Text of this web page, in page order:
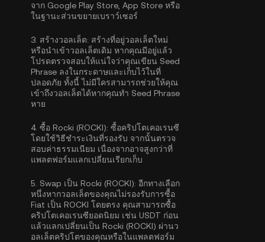
จาก Google Play Store, App Store หรือ
ในฐานะส่วนขยายเบราว์เซอร์
3. สร้างวอลเล็ต: สร้างที่อยู่วอลเล็ตใหม่
หรือนำเข้าวอลเล็ตเดิม หากคุณมีอยู่แล้ว
โปรดตรวจสอบให้แน่ใจว่าคุณเขียน Seed
Phrase ลงในกระดาษและเก็บไว้ในที่
ปลอดภัย ทั้งนี้ ไม่มีใครสามารถช่วยให้คุณ
เข้าถึงวอลเล็ตได้หากคุณทำ Seed Phrase
หาย
4. ซื้อ Rocki (ROCKI): ซื้อคริปโตเคอเรนซี
โดยใช้วิธีชำระเงินที่รองรับ จากนั้นตรวจ
สอบค่าธรรมเนียม เนื่องจากอาจสูงกว่าที่
แพลตฟอร์มแลกเปลี่ยนเรียกเก็บ
5. Swap เป็น Rocki (ROCKI): อีกทางเลือก
หนึ่งหากวอลเล็ตของคุณไม่รองรับการซื้อ
Fiat เป็น ROCKI โดยตรง คุณสามารถซื้อ
คริปโตเคอเรนซียอดนิยม เช่น USDT ก่อน
แล้วแลกเปลี่ยนเป็น Rocki (ROCKI) ผ่านว
อลเล็ตคริปโตของคุณหรือในแพลตฟอร์ม